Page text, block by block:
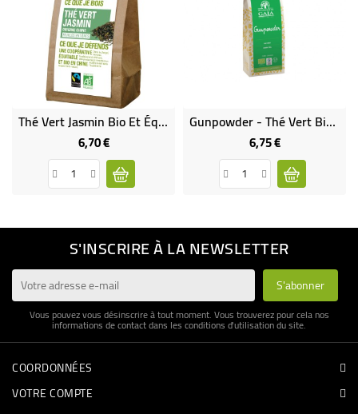
Thé Vert Jasmin Bio Et Équitable
6,70 €Prix
Gunpowder - Thé Vert Bio & Équitable
6,75 €Prix
S'INSCRIRE À LA NEWSLETTER
Vous pouvez vous désinscrire à tout moment. Vous trouverez pour cela nos
informations de contact dans les conditions d'utilisation du site.
COORDONNÉES
VOTRE COMPTE